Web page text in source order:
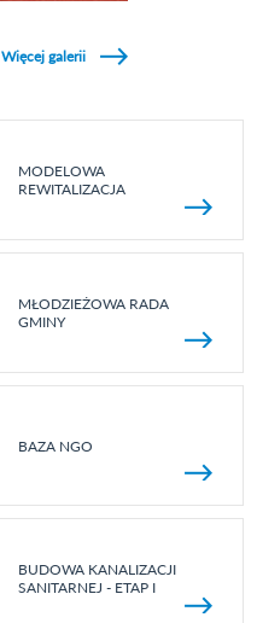
Więcej galerii
MODELOWA
REWITALIZACJA
MŁODZIEŻOWA RADA
GMINY
BAZA NGO
BUDOWA KANALIZACJI
SANITARNEJ - ETAP I